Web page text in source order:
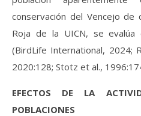
conservación del Vencejo de
Roja de la UICN, se evalúa
(BirdLife International, 2024;
2020:128; Stotz et al.,
EFECTOS DE LA
POBLACIONES